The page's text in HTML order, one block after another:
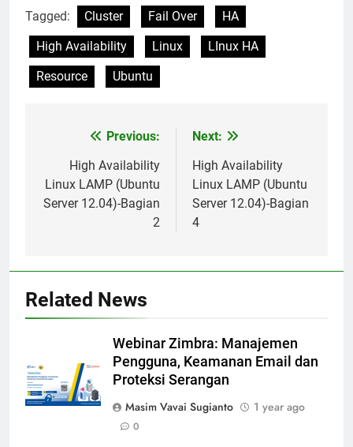
Tagged: Cluster Fail Over
HA
High Availability
Linux
LInux HA
Resource
Ubuntu
navigation
Previous:
High Availability
Linux LAMP (Ubuntu
Server 12.04)-Bagian
2
Next:
High Availability
Linux LAMP (Ubuntu
Server 12.04)-Bagian
4
Related News
Webinar Zimbra: Manajemen
Pengguna, Keamanan Email dan
Proteksi Serangan
Masim Vavai Sugianto
1 year ago
0